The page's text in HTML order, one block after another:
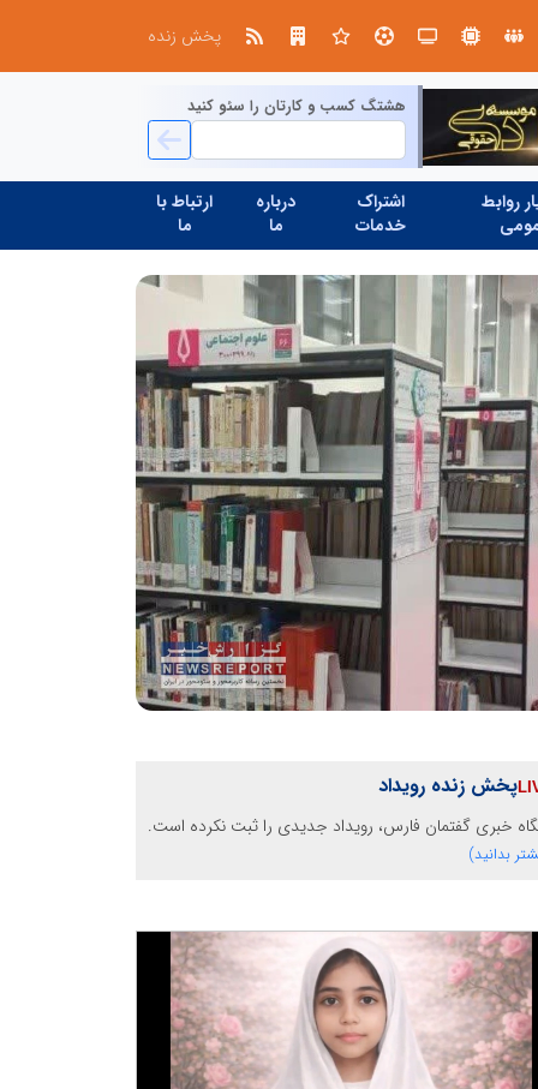
پخش زنده
هشتگ کسب و کارتان را سئو کنید
روابط
اشتراک
خدمات
درباره
ما
ارتباط با
ما
پخش زنده رویداد
خبری گفتمان فارس، رویداد جدیدی را ثبت نکرده است.
بدانید)